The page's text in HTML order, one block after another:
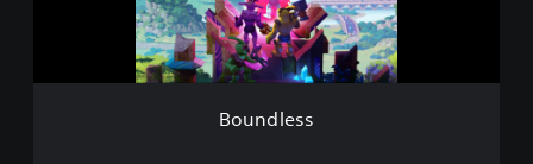
Boundless